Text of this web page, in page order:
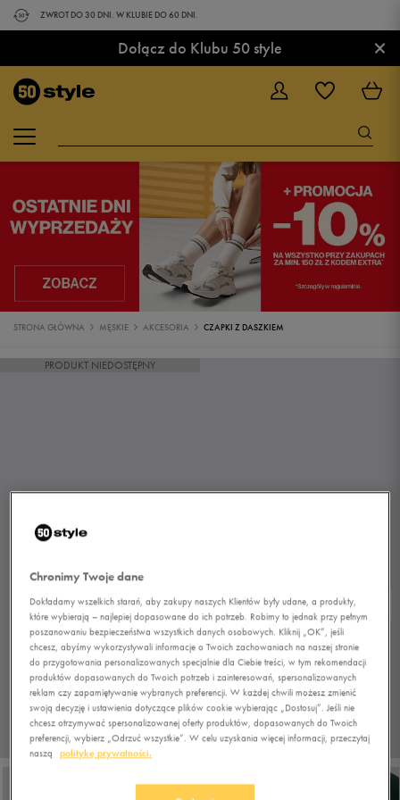
ZWROT DO 30 DNI. W KLUBIE DO 60 DNI.
Dołącz do Klubu 50 style ×
STRONA GŁÓWNA MĘSKIE AKCESORIA CZAPKI Z DASZKIEM
PRODUKT NIEDOSTĘPNY
1/7
Chronimy Twoje dane
Dokładamy wszelkich starań, aby zakupy naszych Klientów były udane, a produkty,
które wybierają – najlepiej dopasowane do ich potrzeb. Robimy to jednak przy pełnym
poszanowaniu bezpieczeństwa wszystkich danych osobowych. Kliknij „OK”, jeśli
chcesz, abyśmy wykorzystywali informacje o Twoich zachowaniach na naszej stronie
do przygotowania personalizowanych specjalnie dla Ciebie treści, w tym rekomendacji
produktów dopasowanych do Twoich potrzeb i zainteresowań, spersonalizowanych
reklam czy zapamiętywanie wybranych preferencji. W każdej chwili możesz zmienić
swoją decyzję i ustawienia dotyczące plików cookie wybierając „Dostosuj”. Jeśli nie
chcesz otrzymywać spersonalizowanej oferty produktów, dopasowanych do Twoich
preferencji, wybierz „Odrzuć wszystkie”. W celu uzyskania więcej informacji, przeczytaj
naszą
politykę prywatności.